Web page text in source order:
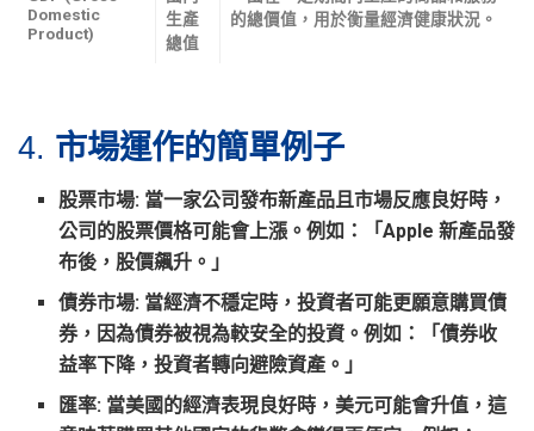
Domestic
Product)
生產
總值
的總價值，用於衡量經濟健康狀況。
4. 市場運作的簡單例子
股票市場: 當一家公司發布新產品且市場反應良好時，
公司的股票價格可能會上漲。例如：「Apple 新產品發
布後，股價飆升。」
債券市場: 當經濟不穩定時，投資者可能更願意購買債
券，因為債券被視為較安全的投資。例如：「債券收
益率下降，投資者轉向避險資產。」
匯率: 當美國的經濟表現良好時，美元可能會升值，這